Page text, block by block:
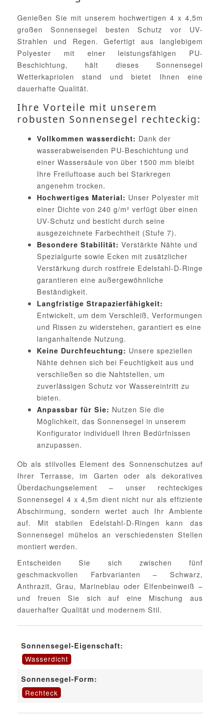
Genießen Sie mit unserem hochwertigen 4 x 4,5m
großen Sonnensegel besten Schutz vor UV-
Strahlen und Regen. Gefertigt aus langlebigem
Polyester mit einer leistungsfähigen PU-
Beschichtung, hält dieses Sonnensegel
Wetterkapriolen stand und bietet Ihnen eine
dauerhafte Qualität.
Ihre Vorteile mit unserem
robusten Sonnensegel rechteckig:
Vollkommen wasserdicht: Dank der
wasserabweisenden PU-Beschichtung und
einer Wassersäule von über 1500 mm bleibt
Ihre Freiluftoase auch bei Starkregen
angenehm trocken.
Hochwertiges Material: Unser Polyester mit
einer Dichte von 240 g/m² verfügt über einen
UV-Schutz und besticht durch seine
ausgezeichnete Farbechtheit (Stufe 7).
Besondere Stabilität: Verstärkte Nähte und
Spezialgurte sowie Ecken mit zusätzlicher
Verstärkung durch rostfreie Edelstahl-D-Ringe
garantieren eine außergewöhnliche
Beständigkeit.
Langfristige Strapazierfähigkeit:
Entwickelt, um dem Verschleiß, Verformungen
und Rissen zu widerstehen, garantiert es eine
langanhaltende Nutzung.
Keine Durchfeuchtung: Unsere speziellen
Nähte dehnen sich bei Feuchtigkeit aus und
verschließen so die Nahtstellen, um
zuverlässigen Schutz vor Wassereintritt zu
bieten.
Anpassbar für Sie: Nutzen Sie die
Möglichkeit, das Sonnensegel in unserem
Konfigurator individuell Ihren Bedürfnissen
anzupassen.
Ob als stilvolles Element des Sonnenschutzes auf
Ihrer Terrasse, im Garten oder als dekoratives
Überdachungselement – unser rechteckiges
Sonnensegel 4 x 4,5m dient nicht nur als effiziente
Abschirmung, sondern wertet auch Ihr Ambiente
auf. Mit stabilen Edelstahl-D-Ringen kann das
Sonnensegel mühelos an verschiedensten Stellen
montiert werden.
Entscheiden Sie sich zwischen fünf
geschmackvollen Farbvarianten – Schwarz,
Anthrazit, Grau, Marineblau oder Elfenbeinweiß –
und freuen Sie sich auf eine Mischung aus
dauerhafter Qualität und modernem Stil.
Sonnensegel-Eigenschaft:
Wasserdicht
Sonnensegel-Form:
Rechteck